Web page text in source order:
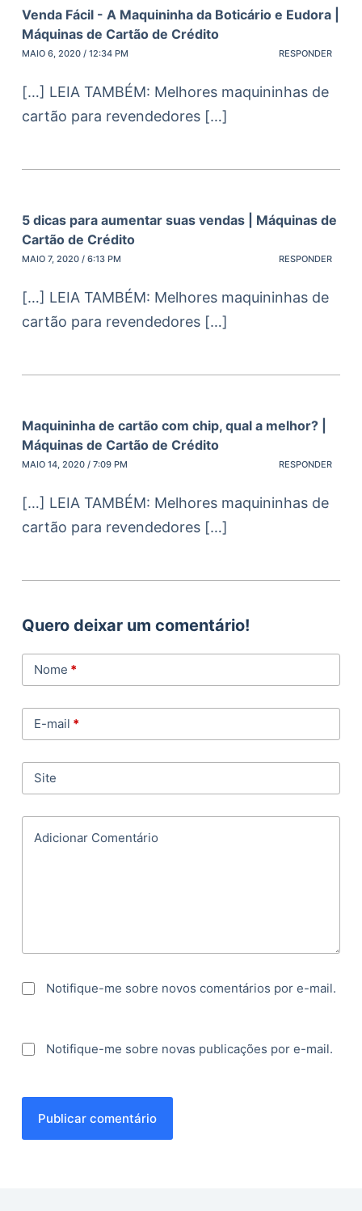
Venda Fácil - A Maquininha da Boticário e Eudora |
Máquinas de Cartão de Crédito
MAIO 6, 2020 / 12:34 PM RESPONDER
[…] LEIA TAMBÉM: Melhores maquininhas de
cartão para revendedores […]
5 dicas para aumentar suas vendas | Máquinas de
Cartão de Crédito
MAIO 7, 2020 / 6:13 PM RESPONDER
[…] LEIA TAMBÉM: Melhores maquininhas de
cartão para revendedores […]
Maquininha de cartão com chip, qual a melhor? |
Máquinas de Cartão de Crédito
MAIO 14, 2020 / 7:09 PM RESPONDER
[…] LEIA TAMBÉM: Melhores maquininhas de
cartão para revendedores […]
Quero deixar um comentário!
Nome *
E-mail *
Site
Adicionar Comentário
Notifique-me sobre novos comentários por e-mail.
Notifique-me sobre novas publicações por e-mail.
Publicar comentário